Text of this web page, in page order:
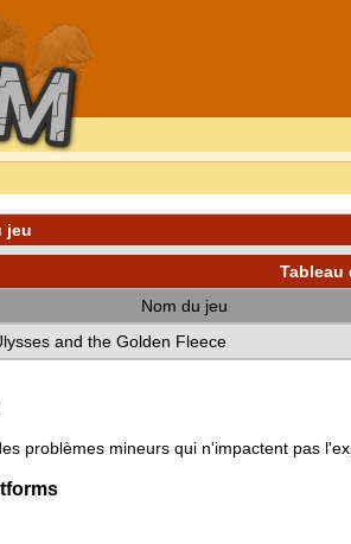
jeu
Tableau
Nom du jeu
and the Golden Fleece
problèmes mineurs qui n'impactent pas